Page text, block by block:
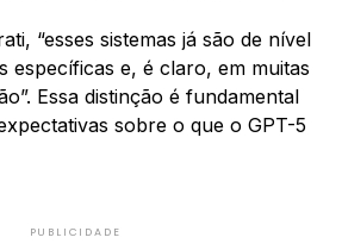
“esses sistemas já são de nível
específicas e, é claro, em muitas
Essa distinção é fundamental
sobre o que o GPT-5
PUBLICIDADE